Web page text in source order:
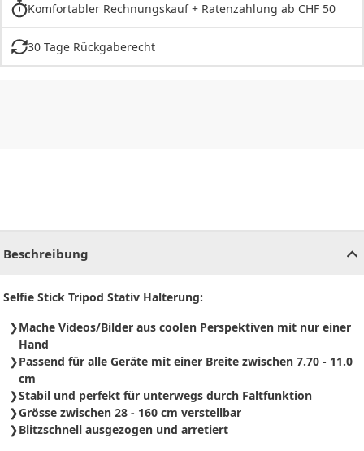
Komfortabler Rechnungskauf + Ratenzahlung ab CHF 50
30 Tage Rückgaberecht
Beschreibung
Selfie Stick Tripod Stativ Halterung:
Mache Videos/Bilder aus coolen Perspektiven mit nur einer
Hand
Passend für alle Geräte mit einer Breite zwischen 7.70 - 11.0
cm
Stabil und perfekt für unterwegs durch Faltfunktion
Grösse zwischen 28 - 160 cm verstellbar
Blitzschnell ausgezogen und arretiert